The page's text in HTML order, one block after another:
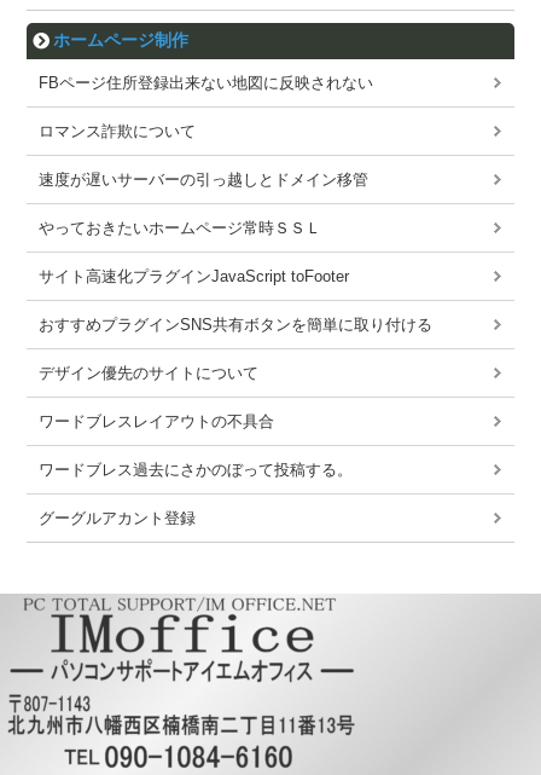
ホームページ制作
FBページ住所登録出来ない地図に反映されない
ロマンス詐欺について
速度が遅いサーバーの引っ越しとドメイン移管
やっておきたいホームページ常時ＳＳＬ
サイト高速化プラグインJavaScript toFooter
おすすめプラグインSNS共有ボタンを簡単に取り付ける
デザイン優先のサイトについて
ワードブレスレイアウトの不具合
ワードブレス過去にさかのぼって投稿する。
グーグルアカント登録